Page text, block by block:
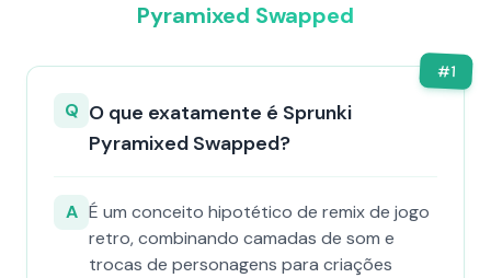
Pyramixed Swapped
#1
Q O que exatamente é Sprunki
Pyramixed Swapped?
A É um conceito hipotético de remix de jogo
retro, combinando camadas de som e
trocas de personagens para criações